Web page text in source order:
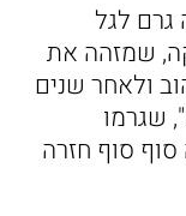
לגל
שמזהה את
ולאחר שנים
שגרמו
סוף חזרה